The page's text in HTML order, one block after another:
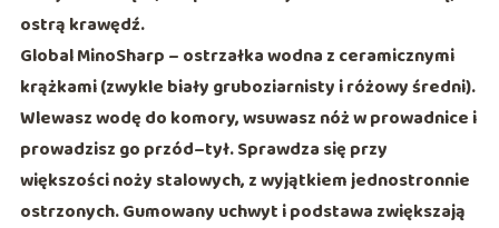
ostrą krawędź.
Global MinoSharp – ostrzałka wodna z ceramicznymi
krążkami (zwykle biały gruboziarnisty i różowy średni).
Wlewasz wodę do komory, wsuwasz nóż w prowadnice i
prowadzisz go przód–tył. Sprawdza się przy
większości noży stalowych, z wyjątkiem jednostronnie
ostrzonych. Gumowany uchwyt i podstawa zwiększają